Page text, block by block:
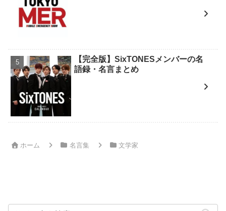
【完全版】SixTONESメンバーの名
語録・名言まとめ
ホーム 名言集 文学家